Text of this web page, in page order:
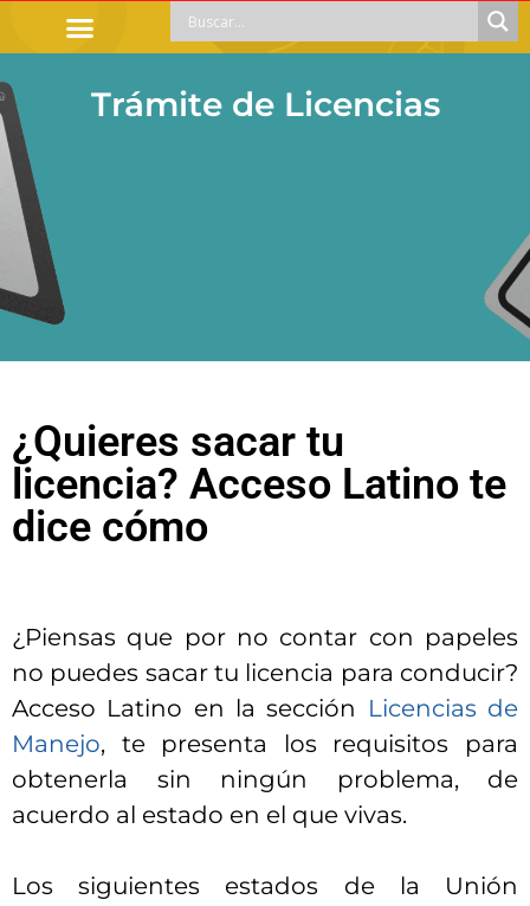
Trámite de Licencias
¿Quieres sacar tu
licencia? Acceso Latino te
dice cómo
¿Piensas que por no contar con papeles
no puedes sacar tu licencia para conducir?
Acceso Latino en la sección Licencias de
Manejo, te presenta los requisitos para
obtenerla sin ningún problema, de
acuerdo al estado en el que vivas.
Los siguientes estados de la Unión